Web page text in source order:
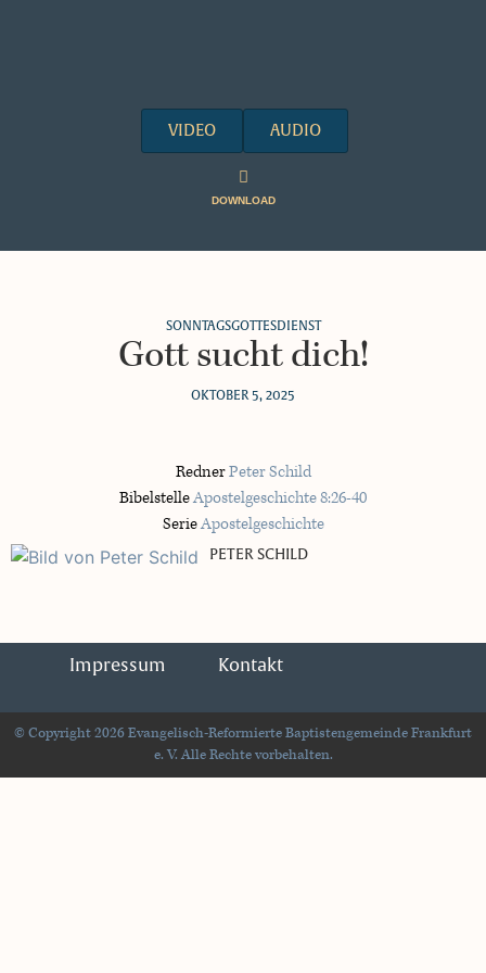
VIDEO AUDIO
DOWNLOAD
SONNTAGSGOTTESDIENST
Gott sucht dich!
OKTOBER 5, 2025
RednerPeter Schild
BibelstelleApostelgeschichte 8:26-40
SerieApostelgeschichte
PETER SCHILD
Impressum Kontakt
© Copyright 2026 Evangelisch-Reformierte Baptistengemeinde Frankfurt
e. V. Alle Rechte vorbehalten.